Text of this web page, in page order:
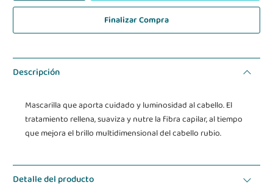
Finalizar Compra
Descripción
Mascarilla que aporta cuidado y luminosidad al cabello. El
tratamiento rellena, suaviza y nutre la fibra capilar, al tiempo
que mejora el brillo multidimensional del cabello rubio.
Detalle del producto